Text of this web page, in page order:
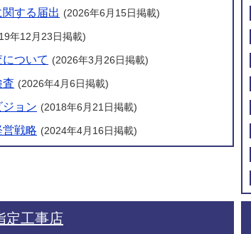
する届出 (2026年6月15日掲載)
年12月23日掲載)
について (2026年3月26日掲載)
査 (2026年4月6日掲載)
ョン (2018年6月21日掲載)
戦略 (2024年4月16日掲載)
定工事店